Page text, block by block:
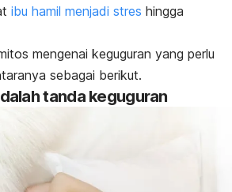
ibu hamil menjadi stres hingga
mengenai keguguran yang perlu
sebagai berikut.
tanda keguguran